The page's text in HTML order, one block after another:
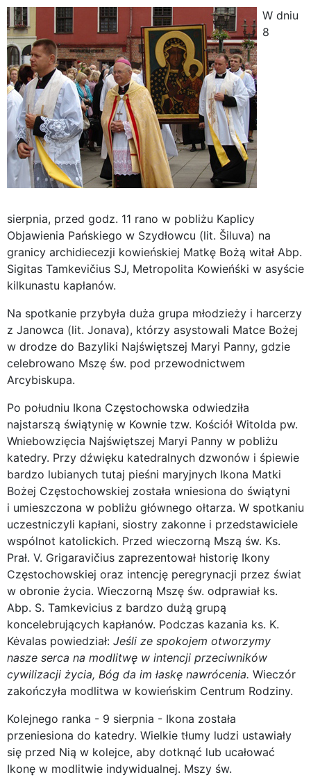
W dniu
8
sierpnia, przed godz. 11 rano w pobliżu Kaplicy
Objawienia Pańskiego w Szydłowcu (lit. Šiluva) na
granicy archidiecezji kowieńskiej Matkę Bożą witał Abp.
Sigitas Tamkevičius SJ, Metropolita Kowieńśki w asyście
kilkunastu kapłanów.
Na spotkanie przybyła duża grupa młodzieży i harcerzy
z Janowca (lit. Jonava), którzy asystowali Matce Bożej
w drodze do Bazyliki Najświętszej Maryi Panny, gdzie
celebrowano Mszę św. pod przewodnictwem
Arcybiskupa.
Po południu Ikona Częstochowska odwiedziła
najstarszą świątynię w Kownie tzw. Kościół Witolda pw.
Wniebowzięcia Najświętszej Maryi Panny w pobliżu
katedry. Przy dźwięku katedralnych dzwonów i śpiewie
bardzo lubianych tutaj pieśni maryjnych Ikona Matki
Bożej Częstochowskiej została wniesiona do świątyni
i umieszczona w pobliżu głównego ołtarza. W spotkaniu
uczestniczyli kapłani, siostry zakonne i przedstawiciele
wspólnot katolickich. Przed wieczorną Mszą św. Ks.
Prał. V. Grigaravičius zaprezentował historię Ikony
Częstochowskiej oraz intencję peregrynacji przez świat
w obronie życia. Wieczorną Mszę św. odprawiał ks.
Abp. S. Tamkevicius z bardzo dużą grupą
koncelebrujących kapłanów. Podczas kazania ks. K.
Kėvalas powiedział: Jeśli ze spokojem otworzymy
nasze serca na modlitwę w intencji przeciwników
cywilizacji życia, Bóg da im łaskę nawrócenia. Wieczór
zakończyła modlitwa w kowieńskim Centrum Rodziny.
Kolejnego ranka - 9 sierpnia - Ikona została
przeniesiona do katedry. Wielkie tłumy ludzi ustawiały
się przed Nią w kolejce, aby dotknąć lub ucałować
Ikonę w modlitwie indywidualnej. Mszy św.